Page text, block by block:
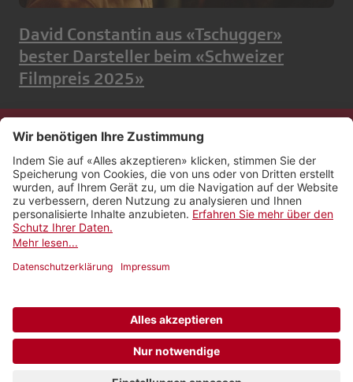
David Constantin aus «Tschugger»
bester Darsteller beim «Schweizer
Filmpreis 2025»
Kontakt
Impressum
Rechtliches
Netiquette
Newsletter abonnieren